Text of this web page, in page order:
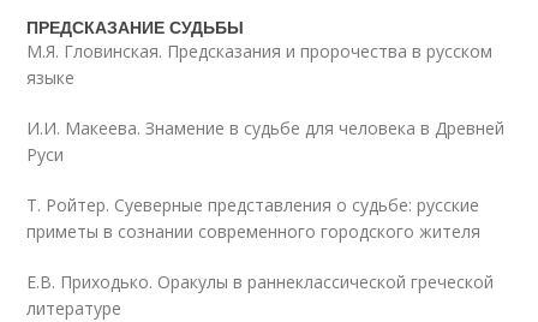
ПРЕДСКАЗАНИЕ СУДЬБЫ
М.Я. Гловинская. Предсказания и пророчества в русском
языке
И.И. Макеева. Знамение в судьбе для человека в Древней
Руси
Т. Ройтер. Суеверные представления о судьбе: русские
приметы в сознании современного городского жителя
Е.В. Приходько. Оракулы в раннеклассической греческой
литературе